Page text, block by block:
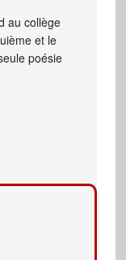
au collège
et le
poésie